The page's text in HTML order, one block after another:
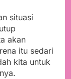
situasi
akan
itu sedari
kita untuk